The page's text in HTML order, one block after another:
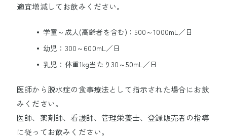
適宜増減してお飲みください。
学童～成人(高齢者を含む)：500～1000mL／日
幼児：300～600mL／日
乳児：体重1kg当たり30～50mL／日
医師から脱水症の食事療法として指示された場合にお飲
みください。
医師、薬剤師、看護師、管理栄養士、登録販売者の指導
に従ってお飲みください。